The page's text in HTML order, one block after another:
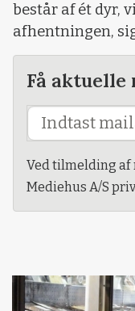
består af ét dyr,
afhentningen,
Få
Ved tilmelding af
Mediehus A/S